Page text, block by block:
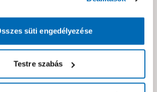
süti engedélyezése
Testre szabás